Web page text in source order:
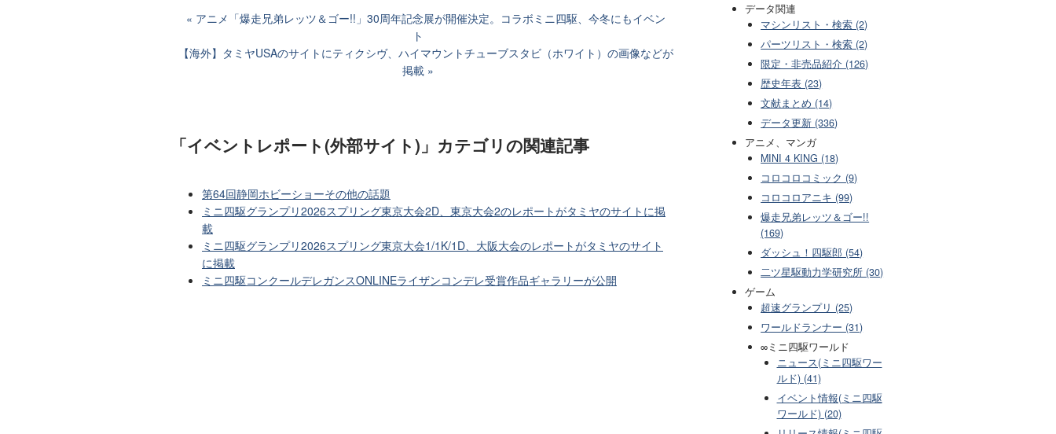
アニメ「爆走兄弟レッツ＆ゴー!!」30周年記念展が開催決定。コラボミニ四駆、今冬にもイベン
ト
【海外】タミヤUSAのサイトにティクシヴ、ハイマウントチューブスタビ（ホワイト）の画像などが
掲載
「イベントレポート(外部サイト)」カテゴリの関連記事
第64回静岡ホビーショーその他の話題
ミニ四駆グランプリ2026スプリング東京大会2D、東京大会2のレポートがタミヤのサイトに掲
載
ミニ四駆グランプリ2026スプリング東京大会1/1K/1D、大阪大会のレポートがタミヤのサイト
に掲載
ミニ四駆コンクールデレガンスONLINEライザンコンデレ受賞作品ギャラリーが公開
データ関連
マシンリスト・検索 (2)
パーツリスト・検索 (2)
限定・非売品紹介 (126)
歴史年表 (23)
文献まとめ (14)
データ更新 (336)
アニメ、マンガ
MINI 4 KING (18)
コロコロコミック (9)
コロコロアニキ (99)
爆走兄弟レッツ＆ゴー!!
(169)
ダッシュ！四駆郎 (54)
二ツ星駆動力学研究所 (30)
ゲーム
超速グランプリ (25)
ワールドランナー (31)
∞ミニ四駆ワールド
ニュース(ミニ四駆ワー
ルド) (41)
イベント情報(ミニ四駆
ワールド) (20)